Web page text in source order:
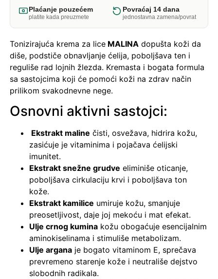
Plaćanje pouzećem
platite kada preuzmete
Povraćaj 14 dana
jednostavna zamena/povrat
Tonizirajuća krema za lice MALINA dopušta koži da
diše, podstiče obnavljanje ćelija, poboljšava ten i
reguliše rad lojnih žlezda. Kremasta i bogata formula
sa sastojcima koji će pomoći koži na zdrav način
prilikom svakodnevne nege.
Osnovni aktivni sastojci:
Ekstrakt maline čisti, osvežava, hidrira kožu,
zasićuje je vitaminima i pojačava ćelijski
imunitet.
Ekstrakt snežne grudve eliminiše oticanje,
poboljšava cirkulaciju krvi i poboljšava ton
kože.
Ekstrakt kamilice umiruje kožu, smanjuje
preosetljivost, daje joj mekoću i mat efekat.
Ulje crnog kumina kožu obogaćuje esencijalnim
aminokiselinama i stimuliše metabolizam.
Ulje argana je bogato vitaminom E, sprečava
prevremeno starenje kože i neutrališe dejstvo
slobodnih radikala.